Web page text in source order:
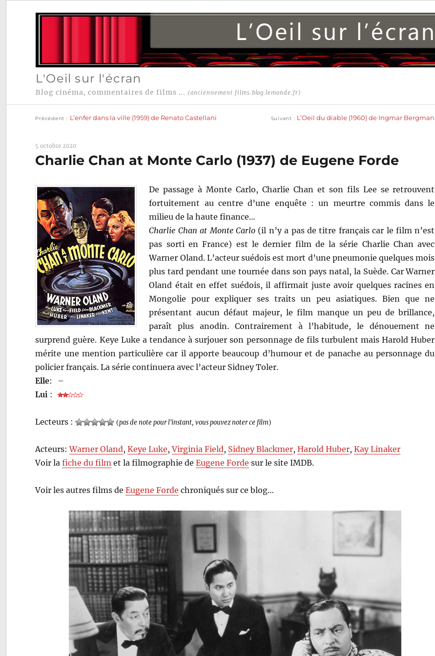
L'Oeil sur l'écran
Blog cinéma, commentaires de films ... (anciennement films.blog.lemonde.fr)
Navigation
l’article
Précédent L’enfer dans la ville (1959) de Renato Castellani Suivant L’Oeil du diable (1960) de Ingmar Bergman
5 octobre 2020
Charlie Chan at Monte Carlo (1937) de Eugene Forde
De passage à Monte Carlo, Charlie Chan et son fils Lee se retrouvent
fortuitement au centre d’une enquête : un meurtre commis dans le
milieu de la haute finance…
Charlie Chan at Monte Carlo(il n’y a pas de titre français car le film n’est
pas sorti en France) est le dernier film de la série Charlie Chan avec
Warner Oland. L’acteur suédois est mort d’une pneumonie quelques mois
plus tard pendant une tournée dans son pays natal, la Suède. Car Warner
Oland était en effet suédois, il affirmait juste avoir quelques racines en
Mongolie pour expliquer ses traits un peu asiatiques. Bien que ne
présentant aucun défaut majeur, le film manque un peu de brillance,
paraît plus anodin. Contrairement à l’habitude, le dénouement ne
surprend guère. Keye Luke a tendance à surjouer son personnage de fils turbulent mais Harold Huber
mérite une mention particulière car il apporte beaucoup d’humour et de panache au personnage du
policier français. La série continuera avec l’acteur Sidney Toler.
Elle:
–
Lui :
Lecteurs : (pas de note pour l'instant, vous pouvez noter ce film)
Acteurs:Warner Oland,Keye Luke,Virginia Field, Sidney Blackmer,Harold Huber,Kay Linaker
Voir lafiche du film et la filmographie deEugene Forde sur le site IMDB.
Voir les autres films deEugene Forde chroniqués sur ce blog…